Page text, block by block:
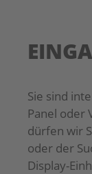
Sie sind
Panel oder
dürfen wir
oder der
Display-